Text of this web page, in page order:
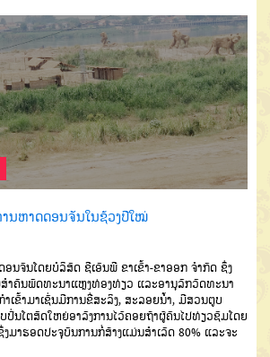
ນຫາດດອນຈັນໃນຊ້ວງປີໃໝ່
ນຈັນໂດຍບໍລິສັດ ຊີເອັນພີ ຂາເຂົ້າ-ຂາອອກ ຈຳກັດ ຊຶ່ງ
ຳຄັນພັດທະນາແຫຼງທ່ອງທ່ຽວ ແລະອານຸລັກວັດທະນາ
ເຂົ້າມາເຊັ່ນມີການຂີ່ສະລິງ, ສະລອຍນ້ຳ, ມີສວນຕູບ
ປັ່ນໂຕສັດໃຫຍ່ອາລັງການໄວ້ຄອຍຖ້າຜູ້ຄົນໄປທ່ຽວຊົມໂດຍ
ມາຮອດປະຈຸບັນການກໍ່ສ້າງແມ່ນສຳເລັດ 80% ແລະຈະ